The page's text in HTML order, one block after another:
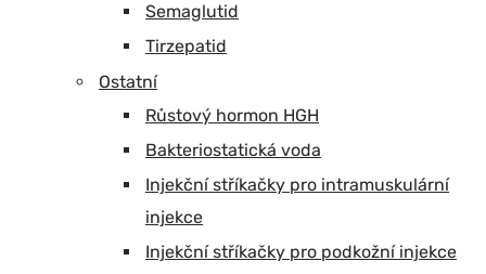
Semaglutid
Tirzepatid
Ostatní
Růstový hormon HGH
Bakteriostatická voda
Injekční stříkačky pro intramuskulární
injekce
Injekční stříkačky pro podkožní injekce